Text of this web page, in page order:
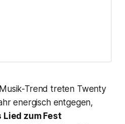
Trend treten Twenty
energisch entgegen,
Lied zum Fest